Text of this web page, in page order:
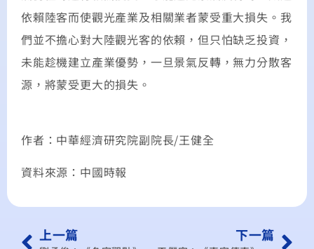
依賴陸客而使觀光產業及相關業者蒙受重大損失。我
們並不擔心對大陸觀光客的依賴，但只怕缺乏投資，
未能趁機建立產業優勢，一旦景氣反轉，無力分散客
源，將蒙受更大的損失。
作者：中華經濟研究院副院長/王健全
資料來源：中國時報
上一篇 下一篇